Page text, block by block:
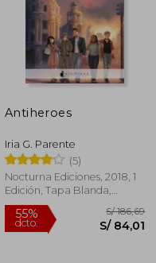
40%
dcto.
Antiheroes
Iria G. Parente
(5)
Nocturna Ediciones, 2018, 1
Edición, Tapa Blanda,
Nuevo